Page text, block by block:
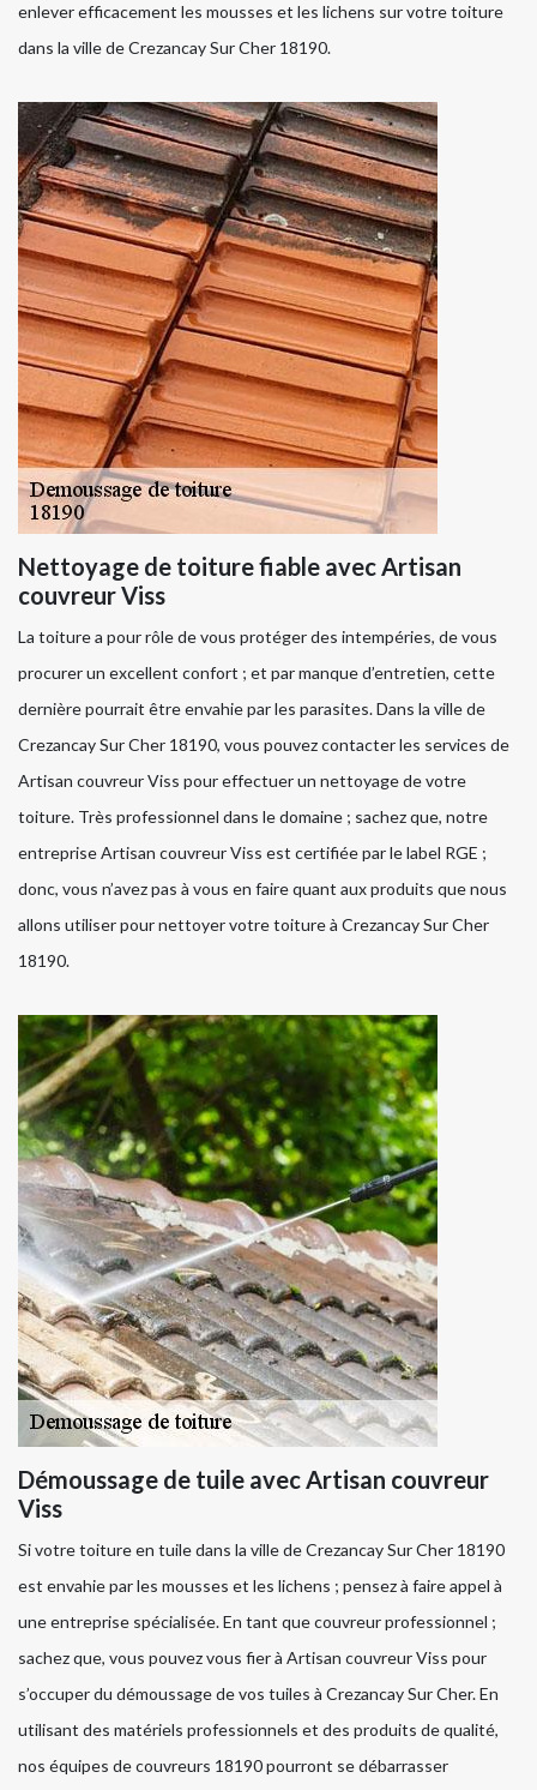
enlever efficacement les mousses et les lichens sur votre toiture
dans la ville de Crezancay Sur Cher 18190.
Nettoyage de toiture fiable avec Artisan
couvreur Viss
La toiture a pour rôle de vous protéger des intempéries, de vous
procurer un excellent confort ; et par manque d’entretien, cette
dernière pourrait être envahie par les parasites. Dans la ville de
Crezancay Sur Cher 18190, vous pouvez contacter les services de
Artisan couvreur Viss pour effectuer un nettoyage de votre
toiture. Très professionnel dans le domaine ; sachez que, notre
entreprise Artisan couvreur Viss est certifiée par le label RGE ;
donc, vous n’avez pas à vous en faire quant aux produits que nous
allons utiliser pour nettoyer votre toiture à Crezancay Sur Cher
18190.
Démoussage de tuile avec Artisan couvreur
Viss
Si votre toiture en tuile dans la ville de Crezancay Sur Cher 18190
est envahie par les mousses et les lichens ; pensez à faire appel à
une entreprise spécialisée. En tant que couvreur professionnel ;
sachez que, vous pouvez vous fier à Artisan couvreur Viss pour
s’occuper du démoussage de vos tuiles à Crezancay Sur Cher. En
utilisant des matériels professionnels et des produits de qualité,
nos équipes de couvreurs 18190 pourront se débarrasser